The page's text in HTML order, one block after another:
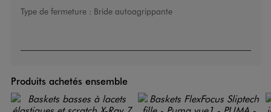
Type de fermeture : Bride autoagrippante
Produits achetés ensemble